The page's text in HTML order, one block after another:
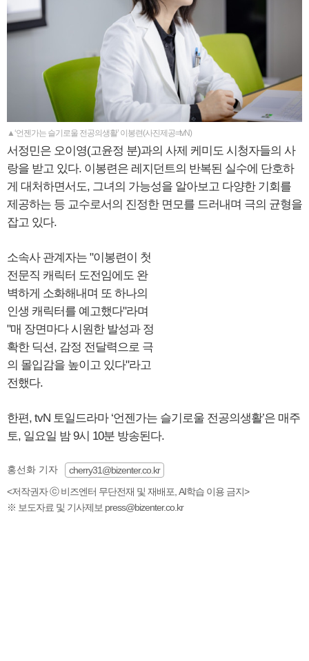
▲‘언젠가는 슬기로울 전공의생활’ 이봉련(사진제공=tvN)
서정민은 오이영(고윤정 분)과의 사제 케미도 시청자들의 사
랑을 받고 있다. 이봉련은 레지던트의 반복된 실수에 단호하
게 대처하면서도, 그녀의 가능성을 알아보고 다양한 기회를
제공하는 등 교수로서의 진정한 면모를 드러내며 극의 균형을
잡고 있다.
소속사 관계자는 "이봉련이 첫
전문직 캐릭터 도전임에도 완
벽하게 소화해내며 또 하나의
인생 캐릭터를 예고했다"라며
"매 장면마다 시원한 발성과 정
확한 딕션, 감정 전달력으로 극
의 몰입감을 높이고 있다"라고
전했다.
한편, tvN 토일드라마 ‘언젠가는 슬기로울 전공의생활’은 매주
토, 일요일 밤 9시 10분 방송된다.
홍선화 기자
cherry31@bizenter.co.kr
<저작권자 ⓒ 비즈엔터 무단전재 및 재배포, AI학습 이용 금지>
※ 보도자료 및 기사제보 press@bizenter.co.kr